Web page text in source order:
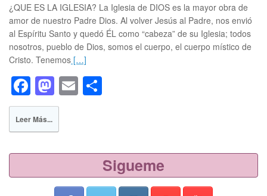
¿QUE ES LA IGLESIA? La Iglesia de DIOS es la mayor obra de
amor de nuestro Padre Dios. Al volver Jesús al Padre, nos envió
al Espíritu Santo y quedó ÉL como “cabeza” de su Iglesia; todos
nosotros, pueblo de Dios, somos el cuerpo, el cuerpo místico de
Cristo. Tenemos […]
F
a
c
b
o
M
a
st
d
o
E
Leer Más...
Sigueme